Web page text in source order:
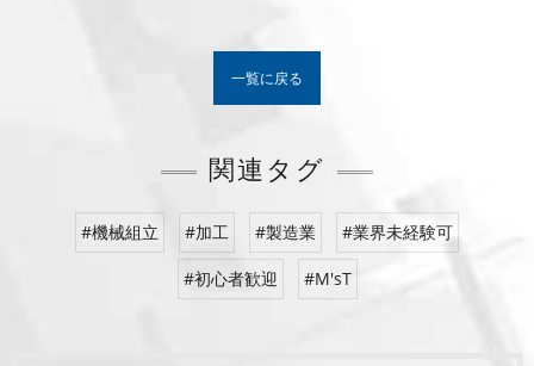
一覧に戻る
関連タグ
#機械組立 #加工 #製造業 #業界未経験可
#初心者歓迎 #M'sT